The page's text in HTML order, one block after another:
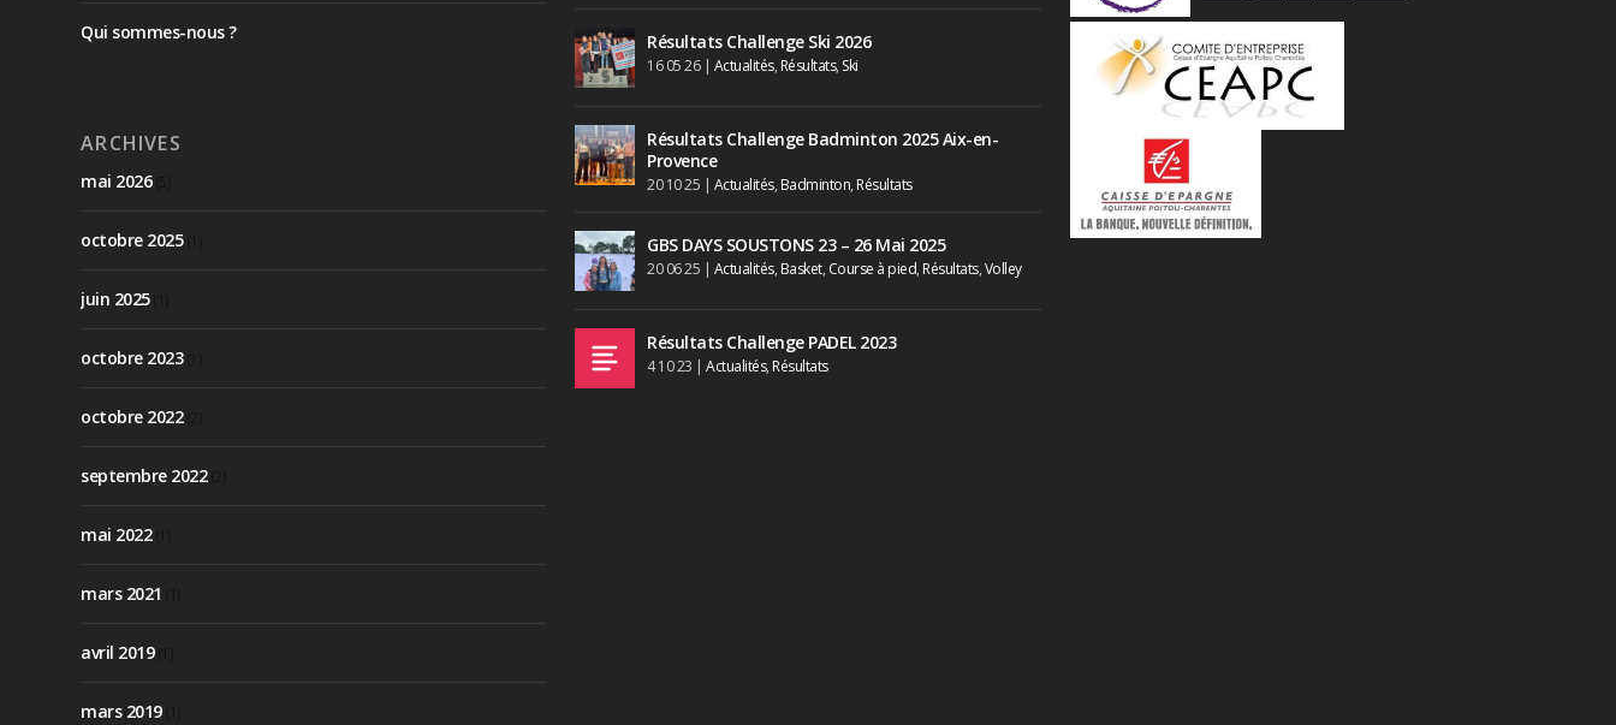
Qui sommes-nous ?
ARCHIVES
mai 2026(5)
octobre 2025(1)
juin 2025(1)
octobre 2023(1)
octobre 2022(2)
septembre 2022(2)
mai 2022(1)
mars 2021
avril 2019(1)
mars 2019(1)
Résultats Challenge Ski 2026
16 05 26| Actualités, Résultats, Ski
Résultats Challenge Badminton 2025 Aix-en-
Provence
20 10 25 Actualités, Badminton, Résultats
GBS DAYS SOUSTONS 23 – 26 Mai 2025
20 06 25 Actualités, Basket, Course à pied, Résultats,Volley
Résultats Challenge PADEL 2023
4 10 23 |Actualités, Résultats